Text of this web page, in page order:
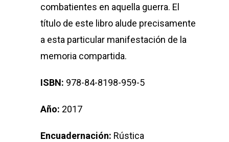
combatientes en aquella guerra. El
título de este libro alude precisamente
a esta particular manifestación de la
memoria compartida.
ISBN: 978-84-8198-959-5
Año: 2017
Encuadernación: Rústica